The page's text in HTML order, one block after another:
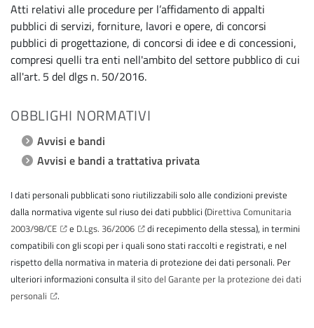
Atti relativi alle procedure per l’affidamento di appalti
pubblici di servizi, forniture, lavori e opere, di concorsi
pubblici di progettazione, di concorsi di idee e di concessioni,
compresi quelli tra enti nell'ambito del settore pubblico di cui
all'art. 5 del dlgs n. 50/2016.
OBBLIGHI NORMATIVI
Avvisi e bandi
Avvisi e bandi a trattativa privata
I dati personali pubblicati sono riutilizzabili solo alle condizioni previste
dalla normativa vigente sul riuso dei dati pubblici (Direttiva Comunitaria
2003/98/CE
e D.Lgs. 36/2006
di recepimento della stessa), in termini
compatibili con gli scopi per i quali sono stati raccolti e registrati, e nel
rispetto della normativa in materia di protezione dei dati personali. Per
ulteriori informazioni consulta il sito del Garante per la protezione dei dati
personali
.